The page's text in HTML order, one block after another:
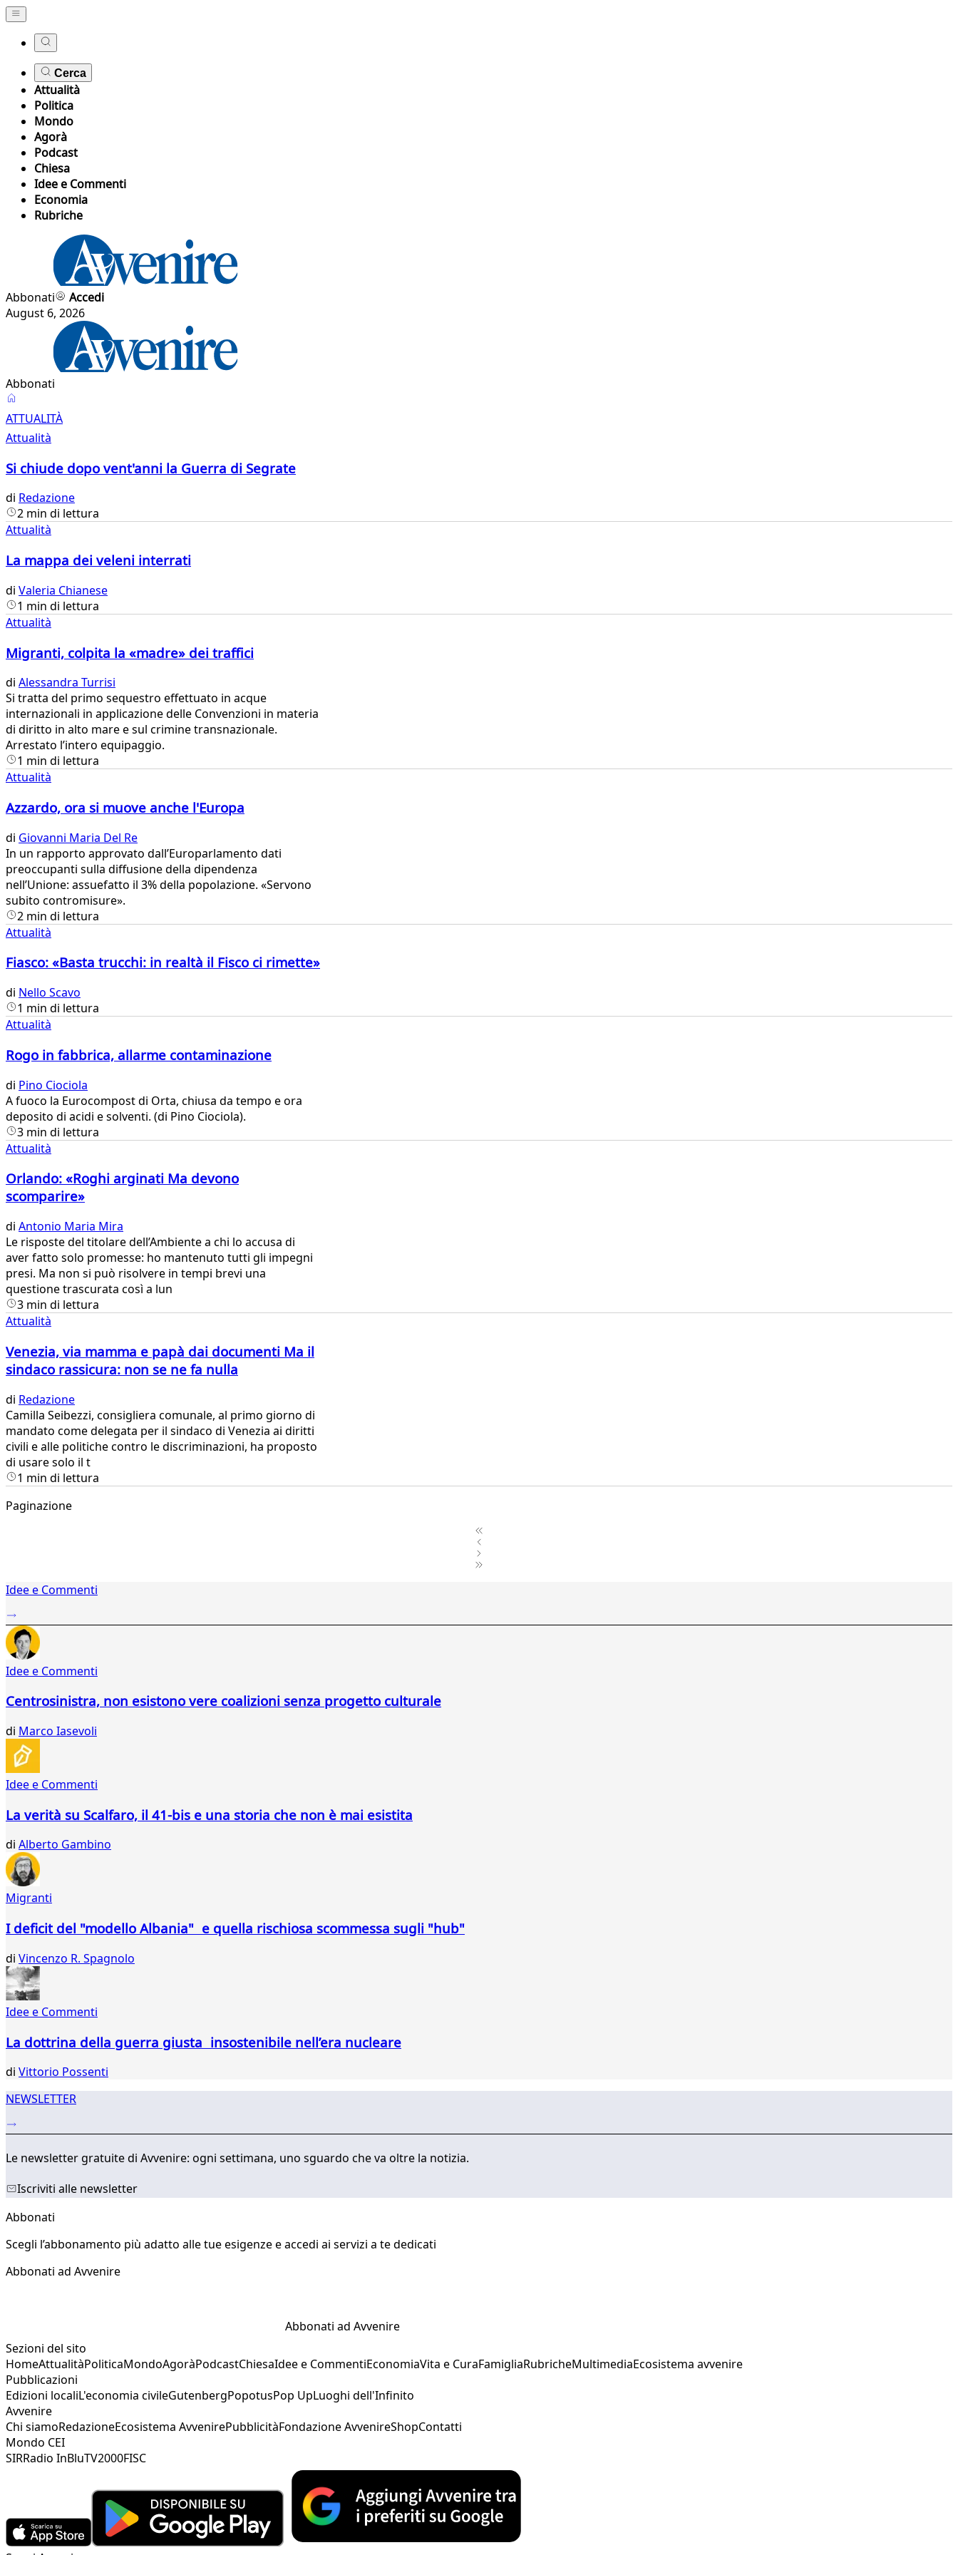
Cerca
Attualità
Politica
Mondo
Agorà
Podcast
Chiesa
Idee e Commenti
Economia
Rubriche
Abbonati
Accedi
August 6, 2026
Abbonati
Attualità
ATTUALITÀ
Attualità
Si chiude dopo vent'anni la Guerra di Segrate
di Redazione
2 min di lettura
Attualità
La mappa dei veleni interrati
di Valeria Chianese
1 min di lettura
Attualità
Migranti, colpita la «madre» dei traffici
di Alessandra Turrisi
Si tratta del primo sequestro effettuato in acque
internazionali in applicazione delle Convenzioni in materia
di diritto in alto mare e sul crimine transnazionale.
Arrestato l’intero equipaggio.
1 min di lettura
Attualità
Azzardo, ora si muove anche l'Europa
di Giovanni Maria Del Re
In un rapporto approvato dall’Europarlamento dati
preoccupanti sulla diffusione della dipendenza
nell’Unione: assuefatto il 3% della popolazione. «Servono
subito contromisure».
2 min di lettura
Attualità
Fiasco: «Basta trucchi: in realtà il Fisco ci rimette»
di Nello Scavo
1 min di lettura
Attualità
Rogo in fabbrica, allarme contaminazione
di Pino Ciociola
​A fuoco la Eurocompost di Orta, chiusa da tempo e ora
deposito di acidi e solventi. (di Pino Ciociola).
3 min di lettura
Attualità
Orlando: «Roghi arginati Ma devono
scomparire»
di Antonio Maria Mira
Le risposte del titolare dell’Ambiente a chi lo accusa di
aver fatto solo promesse: ho mantenuto tutti gli impegni
presi. Ma non si può risolvere in tempi brevi una
questione trascurata così a lun
3 min di lettura
Attualità
Venezia, via mamma e papà dai documenti Ma il
sindaco rassicura: non se ne fa nulla
di Redazione
​Camilla Seibezzi, consigliera comunale, al primo giorno di
mandato come delegata per il sindaco di Venezia ai diritti
civili e alle politiche contro le discriminazioni, ha proposto
di usare solo il t
1 min di lettura
Paginazione
2
...
Idee e Commenti
Idee e Commenti
Centrosinistra, non esistono vere coalizioni senza progetto culturale
di Marco Iasevoli
Idee e Commenti
La verità su Scalfaro, il 41-bis e una storia che non è mai esistita
di Alberto Gambino
Migranti
I deficit del "modello Albania" e quella rischiosa scommessa sugli "hub"
di Vincenzo R. Spagnolo
Idee e Commenti
La dottrina della guerra giusta insostenibile nell’era nucleare
di Vittorio Possenti
NEWSLETTER
Le newsletter gratuite di Avvenire: ogni settimana, uno sguardo che va oltre la notizia.
Iscriviti alle newsletter
Abbonati
Scegli l’abbonamento più adatto alle tue esigenze e accedi ai servizi a te dedicati
Abbonati ad Avvenire
Abbonati ad Avvenire
Sezioni del sito
HomeAttualitàPoliticaMondoAgoràPodcastChiesaIdee e CommentiEconomiaVita e CuraFamigliaRubricheMultimediaEcosistema avvenire
Pubblicazioni
Edizioni localiL'economia civileGutenbergPopotusPop UpLuoghi dell'Infinito
Avvenire
Chi siamoRedazioneEcosistema AvvenirePubblicitàFondazione AvvenireShopContatti
Mondo CEI
SIRRadio InBluTV2000FISC